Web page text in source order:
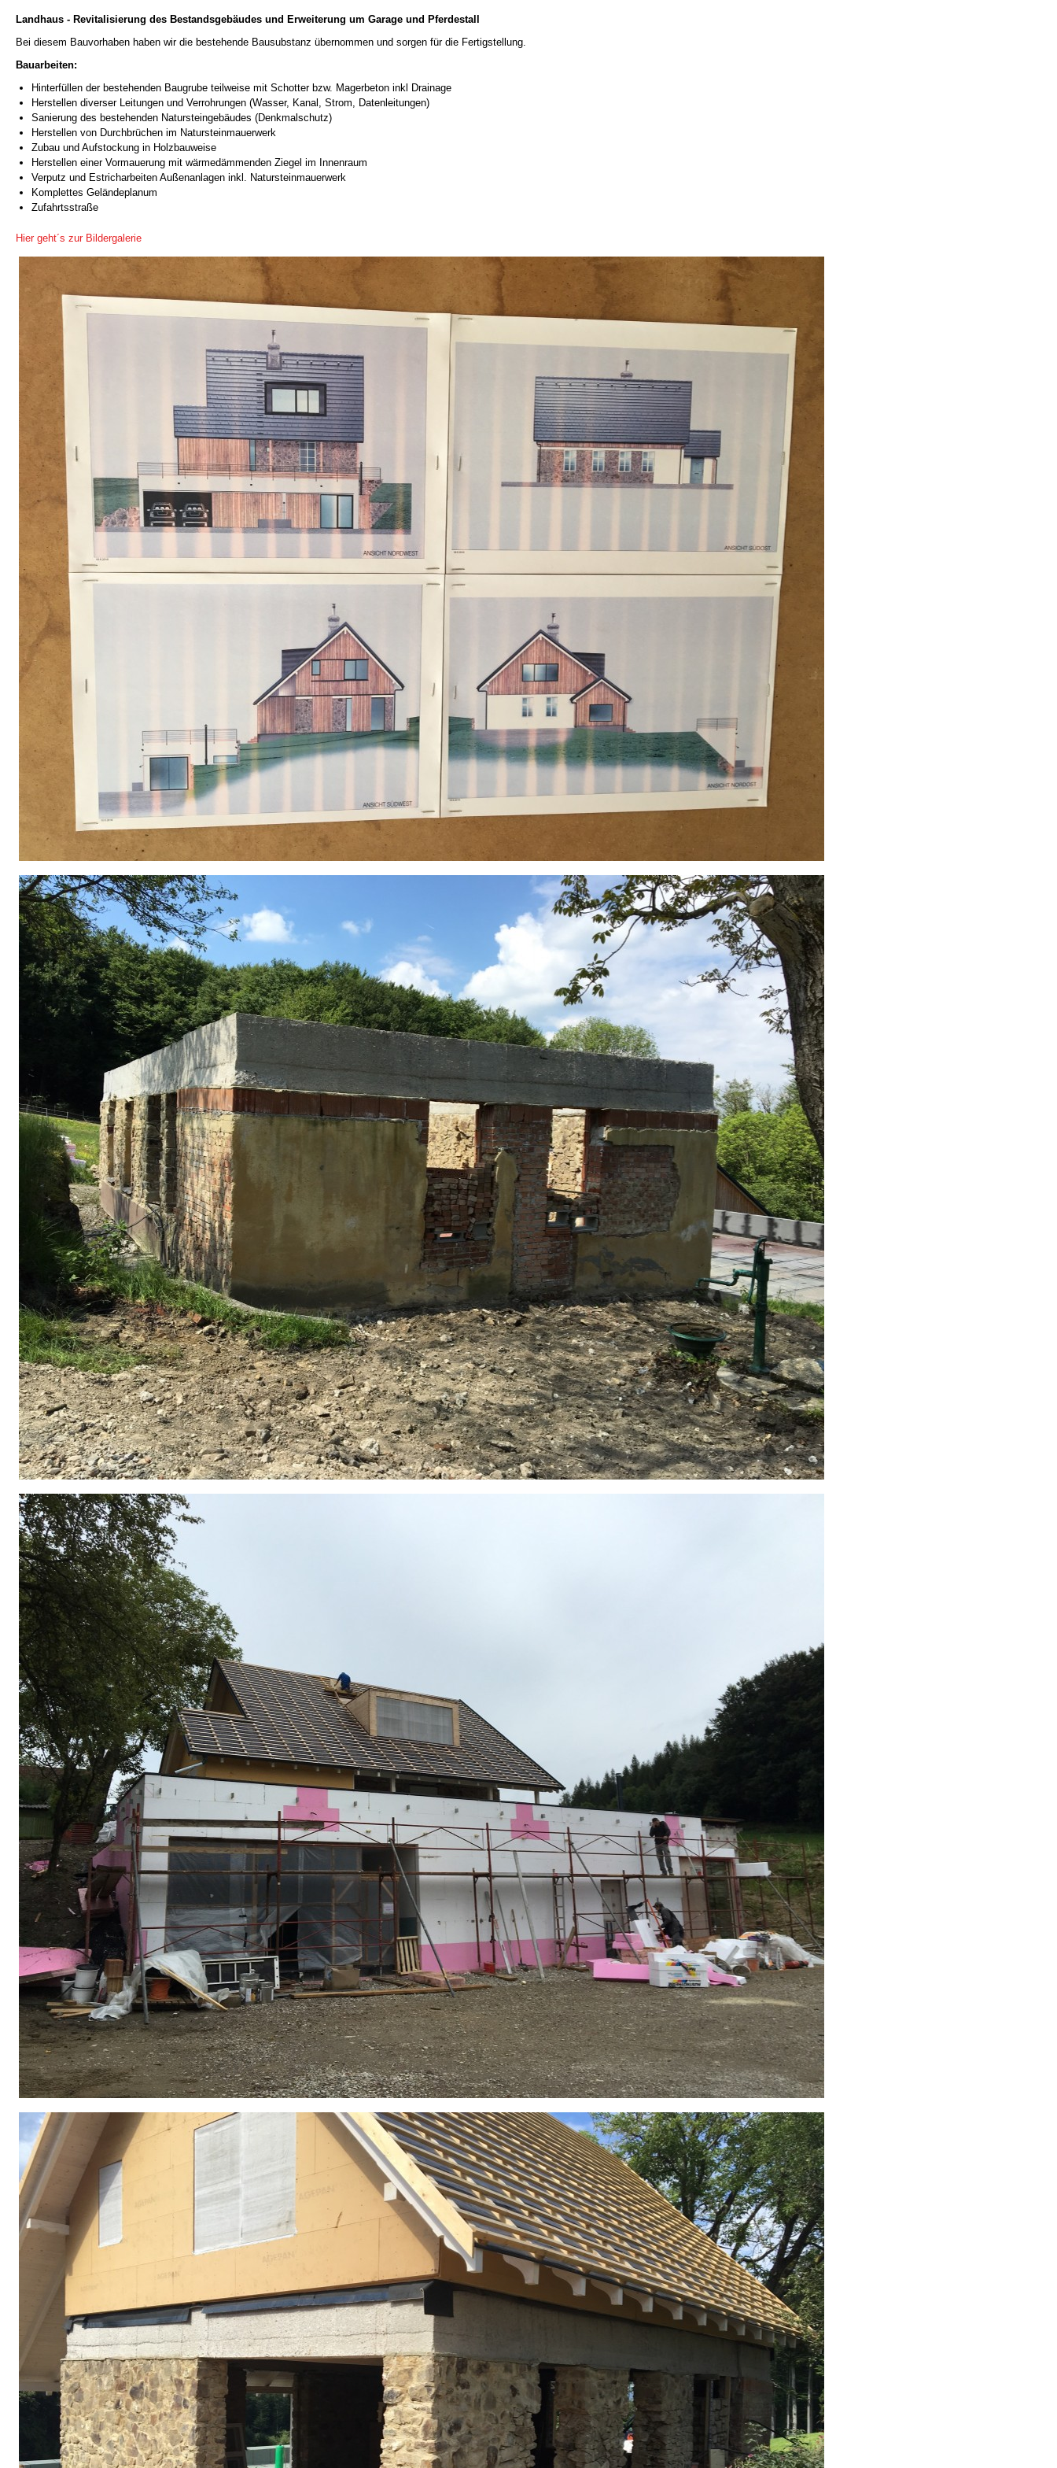
Landhaus - Revitalisierung des Bestandsgebäudes und Erweiterung um Garage und Pferdestall
Bei diesem Bauvorhaben haben wir die bestehende Bausubstanz übernommen und sorgen für die Fertigstellung.
Bauarbeiten:
Hinterfüllen der bestehenden Baugrube teilweise mit Schotter bzw. Magerbeton inkl Drainage
Herstellen diverser Leitungen und Verrohrungen (Wasser, Kanal, Strom, Datenleitungen)
Sanierung des bestehenden Natursteingebäudes (Denkmalschutz)
Herstellen von Durchbrüchen im Natursteinmauerwerk
Zubau und Aufstockung in Holzbauweise
Herstellen einer Vormauerung mit wärmedämmenden Ziegel im Innenraum
Verputz und Estricharbeiten Außenanlagen inkl. Natursteinmauerwerk
Komplettes Geländeplanum
Zufahrtsstraße
Hier geht´s zur Bildergalerie